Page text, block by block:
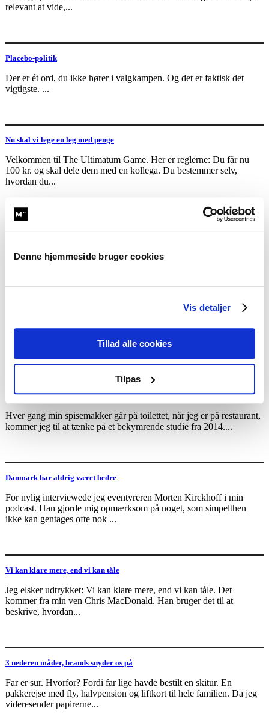
Denne hjemmeside bruger cookies
Vis detaljer
Tillad alle cookies
Tilpas
relevant at vide,...
Placebo-politik
Der er ét ord, du ikke hører i valgkampen. Og det er faktisk det
vigtigste. ...
Nu skal vi lege en leg med penge
Velkommen til The Ultimatum Game. Her er reglerne: Du får nu
100 kr. og skal dele dem med en kollega. Du bestemmer selv,
hvordan du...
Sådan får du færre møder i kalenderen
Igennem årtier har vi kæmpet med for mange møder. For dårlige
møder. Møder, der står i vejen for fremdrift og fordybelse ...
over de mest populære indlæg fra året der gik...
Tanker eller smerte?
Hver gang min spisemakker går på toilettet, når jeg er på restaurant,
kommer jeg til at tænke på et bekymrende studie fra 2014....
Danmark har aldrig været bedre
For nylig interviewede jeg eventyreren Morten Kirckhoff i min
podcast. Han gjorde mig opmærksom på noget, som simpelthen
ikke kan gentages ofte nok ...
Vi kan klare mere, end vi kan tåle
Jeg elsker udtrykket: Vi kan klare mere, end vi kan tåle. Det
kommer fra min ven Chris MacDonald. Han bruger det til at
beskrive, hvordan...
3 nederen måder, brands snyder os på
Far er sur. Hvorfor? Fordi far lige havde bestilt en skitur. En
pakkerejse med fly, halvpension og liftkort til hele familien. Da jeg
videresender papirerne...